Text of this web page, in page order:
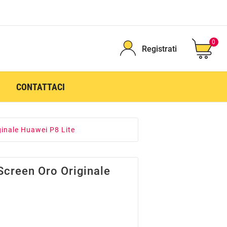
Registrati
0
CONTATTACI
Huawei P8 Lite
Oro Originale